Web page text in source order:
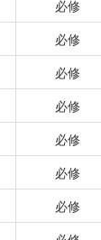
必修
必修
必修
必修
必修
必修
必修